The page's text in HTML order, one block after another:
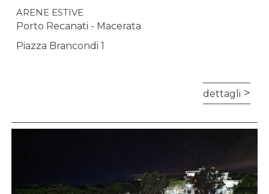
ARENE ESTIVE
Porto Recanati - Macerata
Piazza Brancondi 1
dettagli